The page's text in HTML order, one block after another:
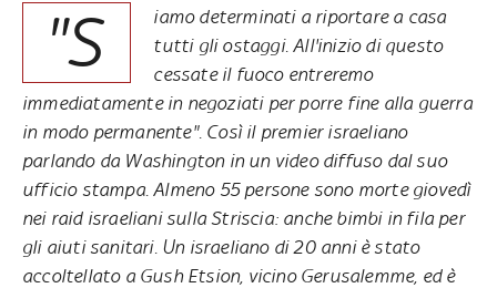
"S
iamo determinati a riportare a casa
tutti gli ostaggi. All'inizio di questo
cessate il fuoco entreremo
immediatamente in negoziati per porre fine alla guerra
in modo permanente". Così il premier israeliano
parlando da Washington in un video diffuso dal suo
ufficio stampa. Almeno 55 persone sono morte giovedì
nei raid israeliani sulla Striscia: anche bimbi in fila per
gli aiuti sanitari. Un israeliano di 20 anni è stato
accoltellato a Gush Etsion, vicino Gerusalemme, ed è